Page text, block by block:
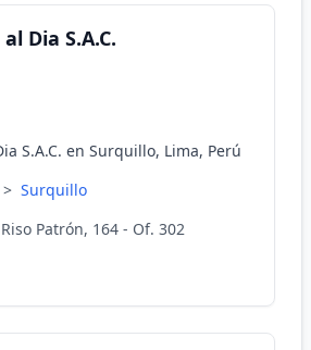
Dia S.A.C.
S.A.C. en Surquillo, Lima, Perú
> Surquillo
Patrón, 164 - Of. 302